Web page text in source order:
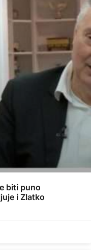
biti puno
i Zlatko